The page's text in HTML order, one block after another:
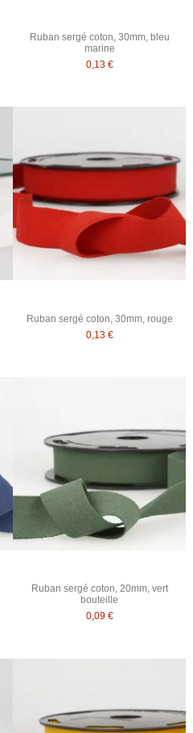
Ruban sergé coton, 30mm, bleu
marine
0,13 €
Ruban sergé coton, 30mm, rouge
0,13 €
Ruban sergé coton, 20mm, vert
bouteille
0,09 €